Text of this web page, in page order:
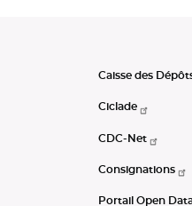
Caisse des
Ciclade
CDC-Net
Consignations
Portail Open